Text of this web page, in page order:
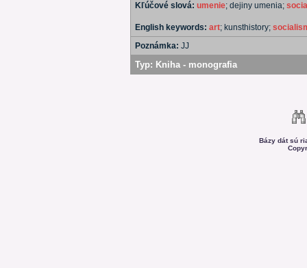
Kľúčové slová: umenie; dejiny umenia;
English keywords: art; kunsthistory;
Poznámka: JJ
Typ: Kniha - monografia
Bázy dát sú